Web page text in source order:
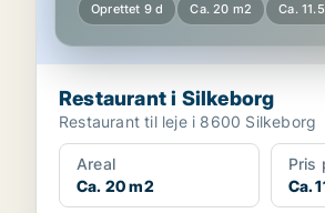
Oprettet 9 d Ca. 20 m2 Ca.
Restaurant i Silkeborg
Restaurant til leje i 8600 Silkeborg
Areal
Ca. 20 m2
Pris
Ca.